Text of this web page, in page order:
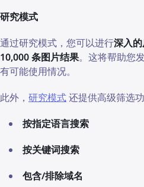
研究模式
通过研究模式，您可以进行深入
10,000 条图片结果。这将帮助您
有可能使用情况。
此外， 研究模式还提供高级筛选
按指定语言搜索
按关键词搜索
包含/排除域名